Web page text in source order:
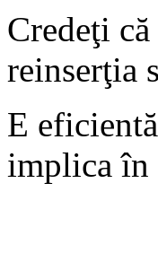
Credeţi
reinserţia
E
implica în